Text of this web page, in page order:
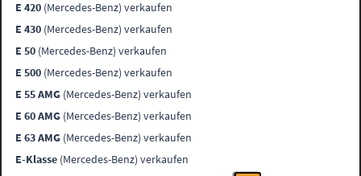
E 420 (Mercedes-Benz) verkaufen
E 430 (Mercedes-Benz) verkaufen
E 50 (Mercedes-Benz) verkaufen
E 500 (Mercedes-Benz) verkaufen
E 55 AMG (Mercedes-Benz) verkaufen
E 60 AMG (Mercedes-Benz) verkaufen
E 63 AMG (Mercedes-Benz) verkaufen
E-Klasse (Mercedes-Benz) verkaufen